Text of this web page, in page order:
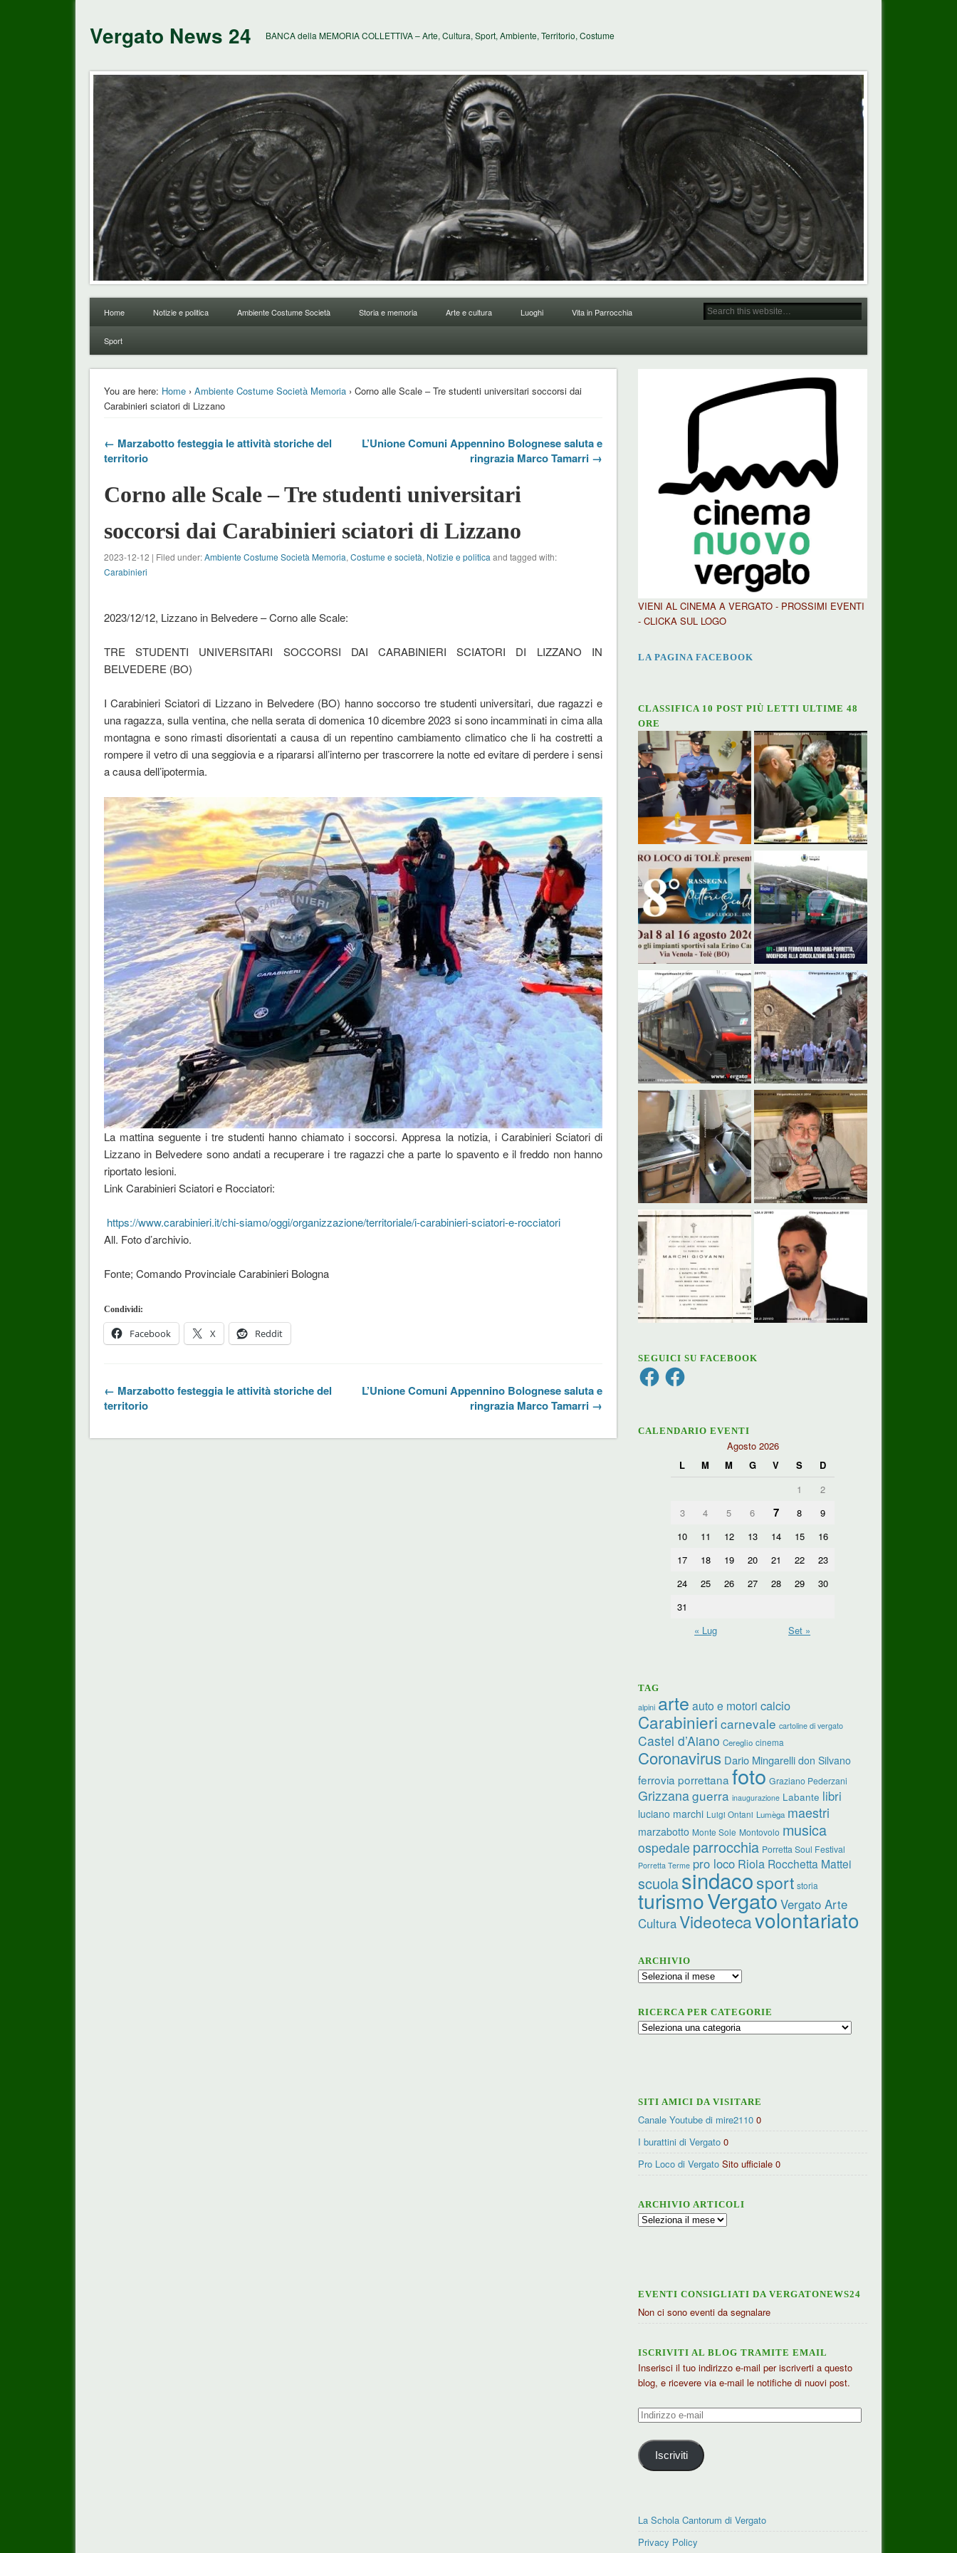
Vergato News 24 BANCA della MEMORIA COLLETTIVA – Arte, Cultura, Sport, Ambiente, Territorio, Costume
Home Notizie e politica Ambiente Costume Società Storia e memoria Arte e cultura Luoghi Vita in Parrocchia
Sport
You are here: Home› Ambiente Costume Società Memoria› Corno alle Scale – Tre studenti universitari soccorsi dai
Carabinieri sciatori di Lizzano
← Marzabotto festeggia le attività storiche del
territorio
L’Unione Comuni Appennino Bolognese saluta e
ringrazia Marco Tamarri →
Corno alle Scale – Tre studenti universitari
soccorsi dai Carabinieri sciatori di Lizzano
2023-12-12 | Filed under:Ambiente Costume Società Memoria, Costume e società, Notizie e politica and tagged with:
Carabinieri
2023/12/12, Lizzano in Belvedere – Corno alle Scale:
TRE STUDENTI UNIVERSITARI SOCCORSI DAI CARABINIERI SCIATORI DI LIZZANO IN
BELVEDERE (BO)
I Carabinieri Sciatori di Lizzano in Belvedere (BO) hanno soccorso tre studenti universitari, due ragazzi e
una ragazza, sulla ventina, che nella serata di domenica 10 dicembre 2023 si sono incamminati in cima alla
montagna e sono rimasti disorientati a causa di un repentino cambiamento climatico che li ha costretti a
rompere il vetro di una seggiovia e a ripararsi all’interno per trascorrere la notte ed evitare di perdere i sensi
a causa dell’ipotermia.
La mattina seguente i tre studenti hanno chiamato i soccorsi. Appresa la notizia, i Carabinieri Sciatori di
Lizzano in Belvedere sono andati a recuperare i tre ragazzi che a parte lo spavento e il freddo non hanno
riportato lesioni.
Link Carabinieri Sciatori e Rocciatori:
https://www.carabinieri.it/chi-siamo/oggi/organizzazione/territoriale/i-carabinieri-sciatori-e-rocciatori
All. Foto d’archivio.
Fonte; Comando Provinciale Carabinieri Bologna
Condividi:
Facebook X Reddit
← Marzabotto festeggia le attività storiche del
territorio
L’Unione Comuni Appennino Bolognese saluta e
ringrazia Marco Tamarri →
VIENI AL CINEMA A VERGATO - PROSSIMI EVENTI
- CLICKA SUL LOGO
LA PAGINA FACEBOOK
CLASSIFICA 10 POST PIÙ LETTI ULTIME 48
ORE
SEGUICI SU FACEBOOK
FacebookFacebook
CALENDARIO EVENTI
Agosto 2026
L
M M G V S
D
1
2
3
4 5 6 7 8
9
10
11 12 13 14 15
16
17
18 19 20 21 22
23
24
25 26 27 28 29
30
31
« Lug
Set »
TAG
alpini arte auto e motori calcio
Carabinieri carnevale cartoline di vergato
Castel d’Aiano Cereglio cinema
Coronavirus Dario Mingarelli don Silvano
ferrovia porrettana foto Graziano Pederzani
Grizzanaguerra inaugurazione Labante libri
luciano marchi Luigi Ontani Lumèga maestri
marzabotto Monte Sole Montovolo musica
ospedale parrocchia Porretta Soul Festival
Porretta Terme pro loco Riola Rocchetta Mattei
scuolasindacosport storia
turismoVergato Vergato Arte
CulturaVideotecavolontariato
ARCHIVIO
Archivio
RICERCA PER CATEGORIE
Ricerca
SITI AMICI DA VISITARE
Canale Youtube di mire2110 0
I burattini di Vergato 0
Pro Loco di Vergato Sito ufficiale 0
ARCHIVIO ARTICOLI
Archivio
EVENTI CONSIGLIATI DA VERGATONEWS24
Non ci sono eventi da segnalare
ISCRIVITI AL BLOG TRAMITE EMAIL
Inserisci il tuo indirizzo e-mail per iscriverti a questo
blog, e ricevere via e-mail le notifiche di nuovi post.
Indirizzo
mail
Iscriviti
La Schola Cantorum di Vergato
Privacy Policy